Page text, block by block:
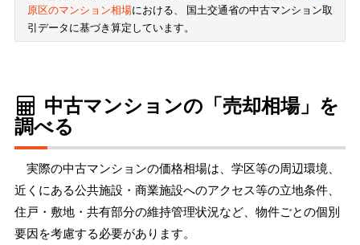
原区のマンション相場における、 国土交通省の中古マンション取
引データに基づき算定しています。
中古マンションの「売却相場」を
調べる
実際の中古マンションの価格相場は、学区等の周辺環境、
近くにある公共施設・商業施設へのアクセス等の立地条件、
住戸・敷地・共有部分の維持管理状況など、物件ごとの個別
要因を考慮する必要があります。